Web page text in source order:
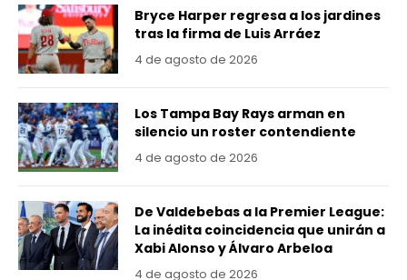
Bryce Harper regresa a los jardines
tras la firma de Luis Arráez
4 de agosto de 2026
Los Tampa Bay Rays arman en
silencio un roster contendiente
4 de agosto de 2026
De Valdebebas a la Premier League:
La inédita coincidencia que unirán a
Xabi Alonso y Álvaro Arbeloa
4 de agosto de 2026